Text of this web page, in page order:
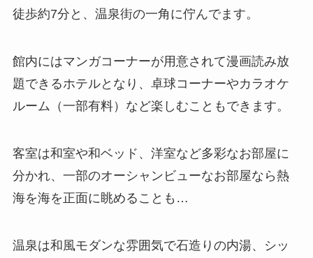
徒歩約7分と、温泉街の一角に佇んでます。
館内にはマンガコーナーが用意されて漫画読み放
題できるホテルとなり、卓球コーナーやカラオケ
ルーム（一部有料）など楽しむこともできます。
客室は和室や和ベッド、洋室など多彩なお部屋に
分かれ、一部のオーシャンビューなお部屋なら熱
海を海を正面に眺めることも…
温泉は和風モダンな雰囲気で石造りの内湯、シッ